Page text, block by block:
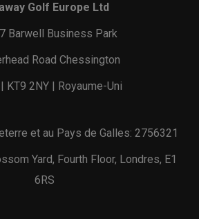
Golf Europe Ltd
Barwell Business Park
Road Chessington
KT9 2NY | Royaume-Uni
et au Pays de Galles: 2756321
Yard, Fourth Floor, Londres, E1
6RS